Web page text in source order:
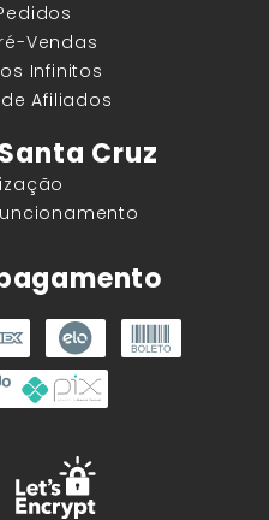
Vendas
Infinitos
Afiliados
Cruz